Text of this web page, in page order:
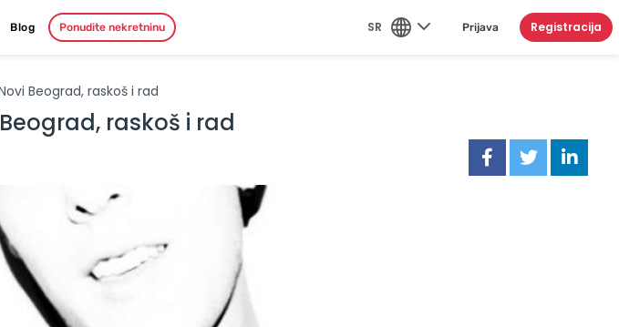
SR
Blog Ponudite nekretninu Prijava Registracija
Beograd, raskoš i rad
raskoš i rad